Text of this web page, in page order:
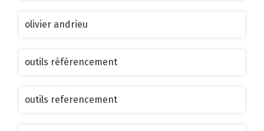
olivier andrieu
outils référencement
outils referencement